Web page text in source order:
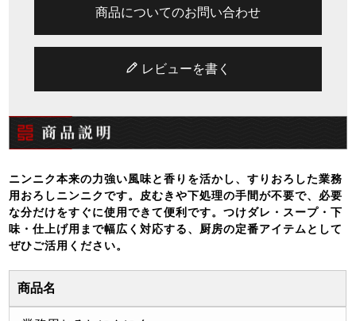
商品についてのお問い合わせ
レビューを書く
ニンニク本来の力強い風味と香りを活かし、すりおろした業務
用おろしニンニクです。皮むきや下処理の手間が不要で、必要
な分だけをすぐに使用できて便利です。つけダレ・スープ・下
味・仕上げ用まで幅広く対応する、厨房の定番アイテムとして
ぜひご活用ください。
商品名